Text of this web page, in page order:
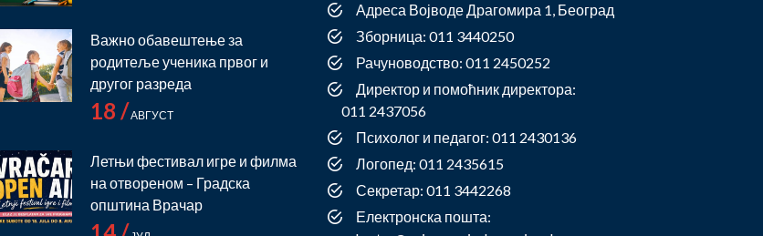
Важно обавештење за
родитеље ученика првог и
другог разреда
18 /АВГУСТ
Летњи фестивал игре и филма
на отвореном – Градска
општина Врачар
Адреса Војводе Драгомира 1, Београд
Зборница: 011 3440250
Рачуноводство: 011 2450252
Директор и помоћник директора:
011 2437056
Психолог и педагог: 011 2430136
Логопед: 011 2435615
Секретар: 011 3442268
Електронска пошта: